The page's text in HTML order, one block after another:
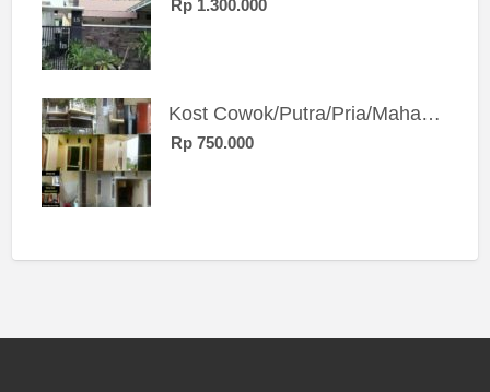
Rp 1.300.000
Kost Cowok/Putra/Pria/Mahasiswa/Karyawan SIngle eksklusif bangunan baru
Rp 750.000